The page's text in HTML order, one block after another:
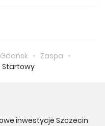
Gdańsk
Zaspa
Startowy
inwestycje Szczecin